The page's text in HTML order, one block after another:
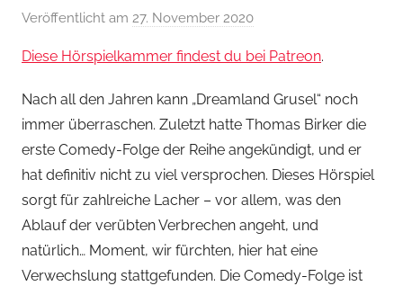
Veröffentlicht am 27. November 2020
n
e
r
s
p
i
e
l
Diese Hörspielkammer findest du bei Patreon.
Nach all den Jahren kann „Dreamland Grusel“ noch
immer überraschen. Zuletzt hatte Thomas Birker die
erste Comedy-Folge der Reihe angekündigt, und er
hat definitiv nicht zu viel versprochen. Dieses Hörspiel
sorgt für zahlreiche Lacher – vor allem, was den
Ablauf der verübten Verbrechen angeht, und
natürlich… Moment, wir fürchten, hier hat eine
Verwechslung stattgefunden. Die Comedy-Folge ist